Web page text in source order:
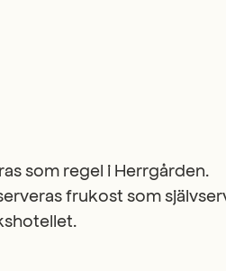
som regel i Herrgården.
frukost som